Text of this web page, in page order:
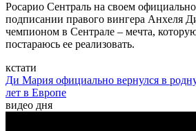
Росарио Сентраль на своем
подписании правого вингера Анхеля
чемпионом в Сентрале – мечта,
постараюсь ее реализовать.
кстати
Ди Мария официально вернулся в
лет в Европе
видео дня